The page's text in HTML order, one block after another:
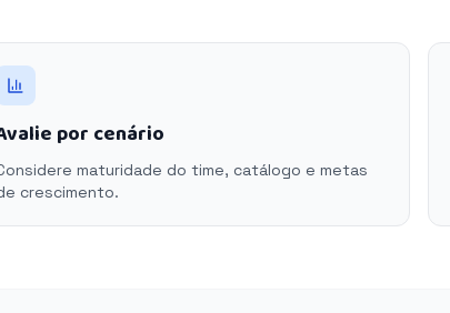
por cenário
maturidade do time, catálogo e metas
crescimento.